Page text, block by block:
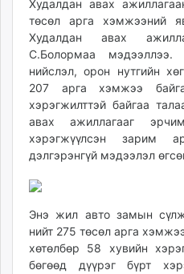
Худалдан авах
төсөл арга хэмжээний
Худалдан авах
С.Болормаа
нийслэл, орон нутгийн
207 арга хэмжээ
хэрэгжилттэй байгаа
авах ажиллагааг
хэрэгжүүлсэн зарим
дэлгэрэнгүй мэдээлэл
Энэ жил авто замын
нийт 275 төсөл арга
хөтөлбөр 58 хувийн
бөгөөд дүүрэг бүрт